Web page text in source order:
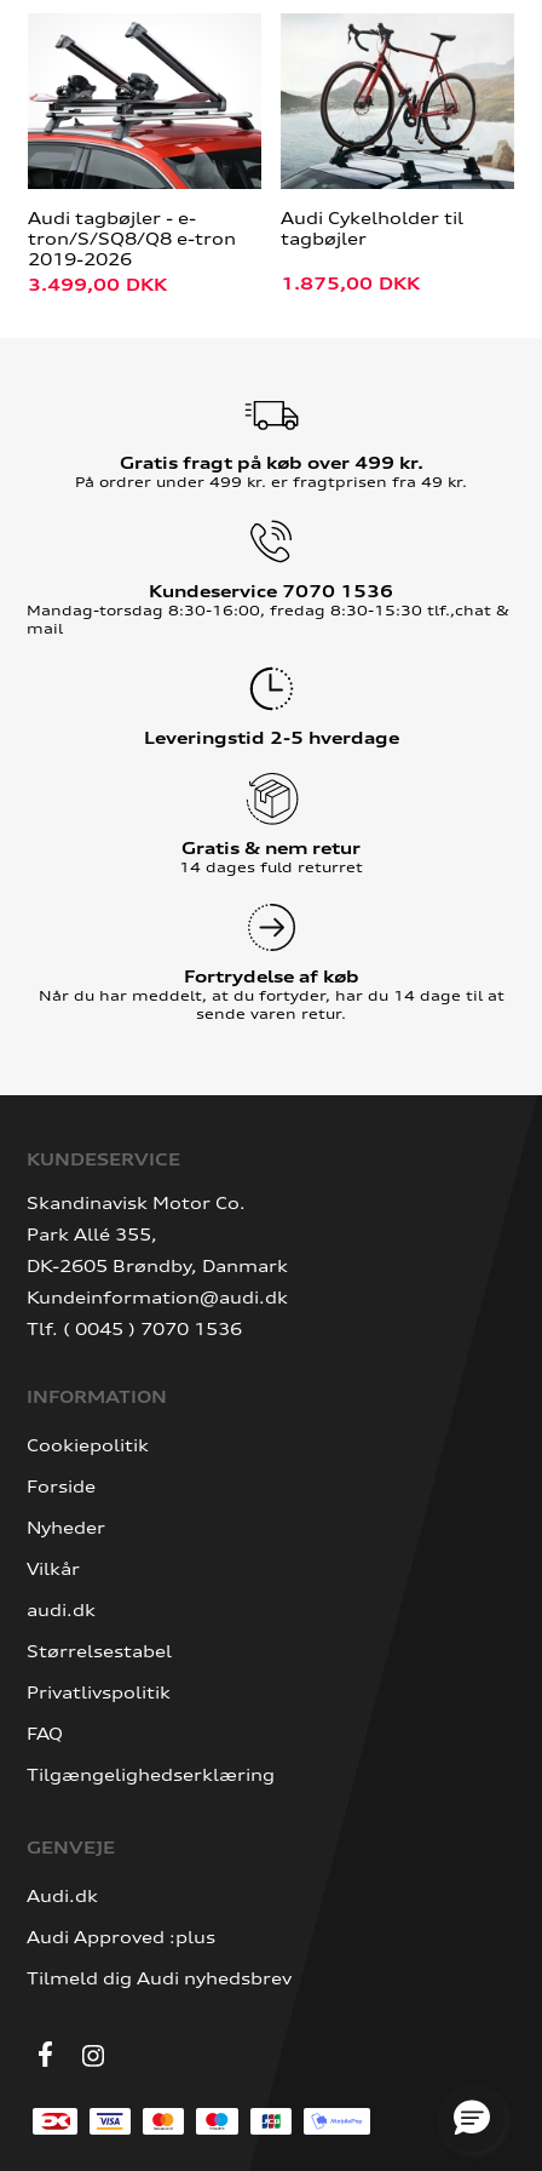
Audi tagbøjler - e-
tron/S/SQ8/Q8 e-tron
2019-2026
3.499,00 DKK
Audi Cykelholder til
tagbøjler
1.875,00 DKK
Gratis fragt på køb over 499 kr.
På ordrer under 499 kr. er fragtprisen fra 49 kr.
Kundeservice 7070 1536
Mandag-torsdag 8:30-16:00, fredag 8:30-15:30 tlf.,chat &
mail
Leveringstid 2-5 hverdage
Gratis & nem retur
14 dages fuld returret
Fortrydelse af køb
Når du har meddelt, at du fortyder, har du 14 dage til at
sende varen retur.
KUNDESERVICE
Skandinavisk Motor Co.
Park Allé 355,
DK-2605 Brøndby, Danmark
Kundeinformation@audi.dk
Tlf. ( 0045 ) 7070 1536
INFORMATION
Cookiepolitik
Forside
Nyheder
Vilkår
audi.dk
Størrelsestabel
Privatlivspolitik
FAQ
Tilgængelighedserklæring
GENVEJE
Audi.dk
Audi Approved :plus
Tilmeld dig Audi nyhedsbrev